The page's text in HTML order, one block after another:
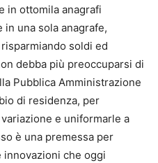
in ottomila anagrafi
una sola anagrafe,
soldi ed
debba più preoccuparsi di
Pubblica Amministrazione
di residenza, per
e uniformarle a
è una premessa per
che oggi